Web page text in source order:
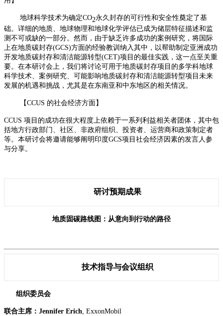
地球科学技术为确定CO2永久封存的可行性和安全性奠定了基
础。详细的地质、地球物理和地球化学评估已成为储层特征描述和监
测不可或缺的一部分。然而，由于缺乏许多成功的案例研究，将国际
上在地质碳封存(GCS)方面的经验教训纳入其中，以帮助制定亚洲成功
开发地质碳封存和清洁能源转型(CET)项目的最佳实践，这一点至关重
要。在本研讨会上，我们将讨论可用于地质碳封存项目的多学科地球
科学技术、案例研究、可能影响地质碳封存和清洁能源转型项目未来
发展的机遇和挑战，尤其是在东南亚和中东地区的相关情况。
【CCUS 的社会经济方面】
CCUS 项目的成功在很大程度上依赖于一系列利益相关者团体，其中包
括地方行政部门、社区、非政府组织、投资者、运营商和政策制定者
等。本研讨会将邀请能够阐明印度GCS项目社会经济因素的发言人参
与分享。
研讨预期成果
地质固碳路线图：从意向到行动的路径
技术指导与会议组织
组织委员会
联合主席： Jennifer Erich, ExxonMobil